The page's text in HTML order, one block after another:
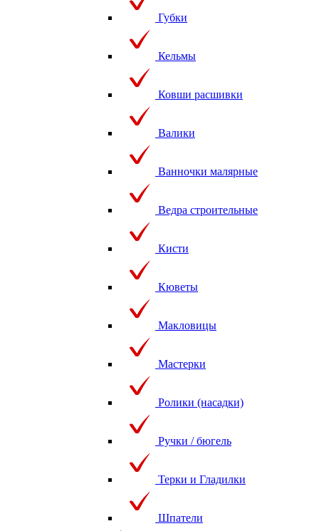
Губки
Кельмы
Ковши расшивки
Валики
Ванночки малярные
Ведра строительные
Кисти
Кюветы
Макловицы
Мастерки
Ролики (насадки)
Ручки / бюгель
Терки и Гладилки
Шпатели